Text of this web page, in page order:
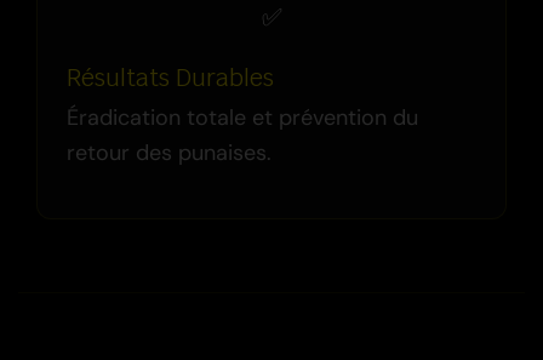
✅
Résultats Durables
Éradication totale et prévention du
retour des punaises.